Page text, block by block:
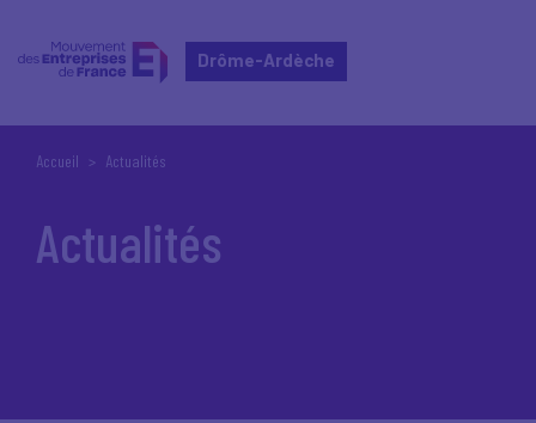
Drôme-Ardèche
Accueil Actualités
Actualités